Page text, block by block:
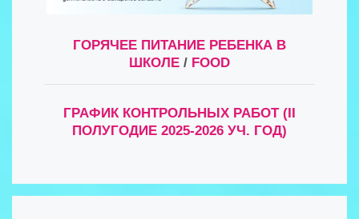
ГОРЯЧЕЕ ПИТАНИЕ РЕБЕНКА В
ШКОЛЕ / FOOD
ГРАФИК КОНТРОЛЬНЫХ РАБОТ (II
ПОЛУГОДИЕ 2025-2026 УЧ. ГОД)